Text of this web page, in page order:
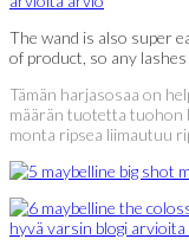
The wand is also super
of product, so any
Tämän harjasosaa on
määrän tuotetta tuohon
monta ripsea liimautuu